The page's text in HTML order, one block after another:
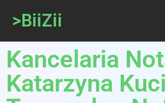
>BiiZii
Kancelaria
Katarzyna